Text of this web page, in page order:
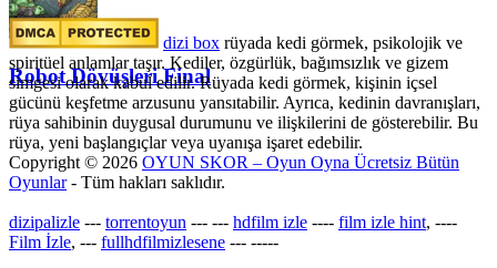
Robot Dövüşleri Final
dizi box rüyada kedi görmek​, psikolojik ve
spiritüel anlamlar taşır. Kediler, özgürlük, bağımsızlık ve gizem
simgesi olarak kabul edilir. Rüyada kedi görmek, kişinin içsel
gücünü keşfetme arzusunu yansıtabilir. Ayrıca, kedinin davranışları,
rüya sahibinin duygusal durumunu ve ilişkilerini de gösterebilir. Bu
rüya, yeni başlangıçlar veya uyanışa işaret edebilir.
Copyright © 2026 OYUN SKOR – Oyun Oyna Ücretsiz Bütün
Oyunlar- Tüm hakları saklıdır.
dizipalizle --- torrentoyun --- --- hdfilm izle ---- film izle hint, ----
Film İzle, --- fullhdfilmizlesene --- -----